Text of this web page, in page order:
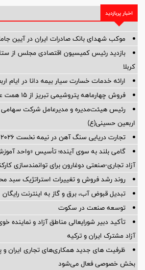
اخبار پربازدید
موکب شهدای بانک صادرات ایران در آیین
بازدید رئیس کمیسیون اقتصادی مجلس از
کربلا
ارائه خدمات خسارت سیار بیمه دانا در ایام
فروش چهارماهه پتروشیمی تبریز از ۱۵ همت عبور کرد
رئیس هیئت‌مدیره و مدیرعامل شرکت سهامی
اربعین حسینی(ع)
تجارت دریایی سنگ آهن در نیمه نخست ۲۰۲۶
گامی بلند به سوی آینده؛ تأسیس «واحد
آزاد تجاری-صنعتی دوغارون برای توانمندسازی
روند رشد فروش و تغییرات استراتژیک سبد
تبدیل قبوض آب، برق و گاز به اینترنت رایگان
توسعه صنعت در سکوت
تأکید دبیر شورایعالی مناطق آزاد و نماینده
آزاد مشترک ایران و ترکیه
ظرفیت های جدید همکاری‌های تجاری ایران و
بخش خصوصی فعال می‌شود